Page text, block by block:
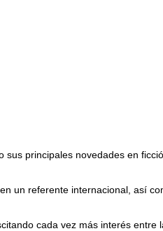
sus principales novedades en
un referente internacional, así
cada vez más interés entre